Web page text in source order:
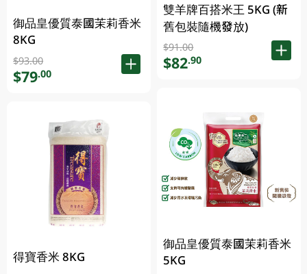
御品皇優質泰國茉莉香米
8KG
$93.00
$79.00
得寶香米 8KG
雙羊牌百搭米王 5KG (新
舊包裝隨機發放)
$91.00
$82.90
御品皇優質泰國茉莉香米
5KG